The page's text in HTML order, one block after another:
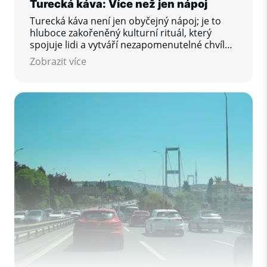
Turecká káva: Více než jen nápoj
Turecká káva není jen obyčejný nápoj; je to
hluboce zakořeněný kulturní rituál, který
spojuje lidi a vytváří nezapomenutelné chvíle.
V roce 2013 byla tato tradice uznána UNESCO-
m jako nehmotné kulturní dědictví, což
Zobrazit více